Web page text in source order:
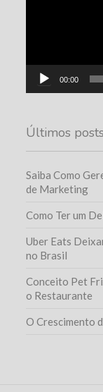
00:00
Últimos posts
Saiba Como
de Marketing
Como Ter um
Uber Eats
no Brasil
Conceito Pet
o Restaurante
O Crescimento